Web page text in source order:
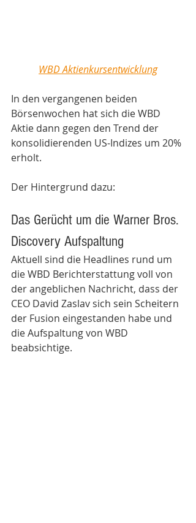
WBD Aktienkursentwicklung
In den vergangenen beiden
Börsenwochen hat sich die WBD
Aktie dann gegen den Trend der
konsolidierenden US-Indizes um 20%
erholt.
Der Hintergrund dazu:
Das Gerücht um die Warner Bros.
Discovery Aufspaltung
Aktuell sind die Headlines rund um
die WBD Berichterstattung voll von
der angeblichen Nachricht, dass der
CEO David Zaslav sich sein Scheitern
der Fusion eingestanden habe und
die Aufspaltung von WBD
beabsichtige.